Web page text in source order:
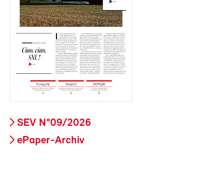
SEV N°09/2026
ePaper-Archiv